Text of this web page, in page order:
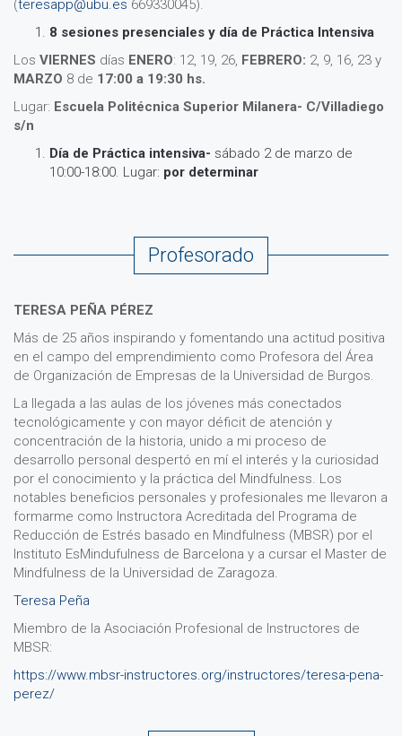
(teresapp@ubu.es 669330045).
8 sesiones presenciales y día de Práctica Intensiva
Los VIERNES días ENERO: 12, 19, 26, FEBRERO: 2, 9, 16, 23 y
MARZO 8 de 17:00 a 19:30 hs.
Lugar: Escuela Politécnica Superior Milanera- C/Villadiego
s/n
Día de Práctica intensiva- sábado 2 de marzo de
10:00-18:00. Lugar: por determinar
Profesorado
TERESA PEÑA PÉREZ
Más de 25 años inspirando y fomentando una actitud positiva
en el campo del emprendimiento como Profesora del Área
de Organización de Empresas de la Universidad de Burgos.
La llegada a las aulas de los jóvenes más conectados
tecnológicamente y con mayor déficit de atención y
concentración de la historia, unido a mi proceso de
desarrollo personal despertó en mí el interés y la curiosidad
por el conocimiento y la práctica del Mindfulness. Los
notables beneficios personales y profesionales me llevaron a
formarme como Instructora Acreditada del Programa de
Reducción de Estrés basado en Mindfulness (MBSR) por el
Instituto EsMindufulness de Barcelona y a cursar el Master de
Mindfulness de la Universidad de Zaragoza.
Teresa Peña
Miembro de la Asociación Profesional de Instructores de
MBSR:
https://www.mbsr-instructores.org/instructores/teresa-pena-
perez/